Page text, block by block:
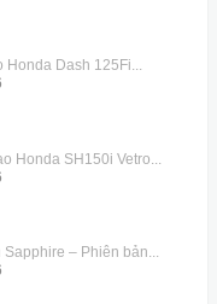
Honda Dash 125Fi...
Honda SH150i Vetro...
– Phiên bản...